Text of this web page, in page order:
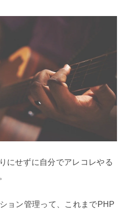
にせずに自分でアレコレやる
ョン管理って、これまでPHP